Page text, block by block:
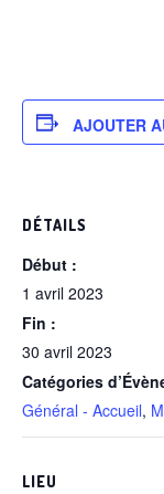
AJOUTER
DÉTAILS
Début :
1 avril 2023
Fin :
30 avril 2023
Catégories
Général - Accueil,
LIEU